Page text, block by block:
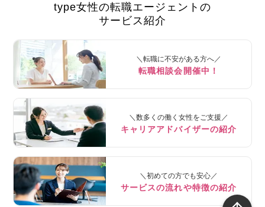
type女性の転職エージェントの
サービス紹介
＼転職に不安がある方へ／
転職相談会開催中！
＼数多くの働く女性をご支援／
キャリアアドバイザーの紹介
＼初めての方でも安心／
サービスの流れや特徴の紹介